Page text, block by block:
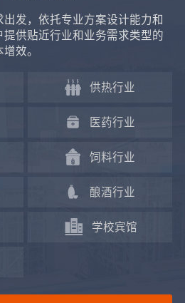
发，依托专业方案设计能力和
供贴近行业和业务需求类型的
效。
供热行业
医药行业
饲料行业
酿酒行业
学校宾馆